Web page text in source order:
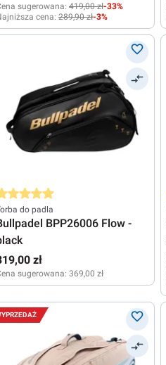
sugerowana: 419,00 zł-33%
cena: 289,90 zł-3%
ocena 5 z 5 gwiazdek
do padla
BPP26006 Flow -
zł
sugerowana: 369,00 zł